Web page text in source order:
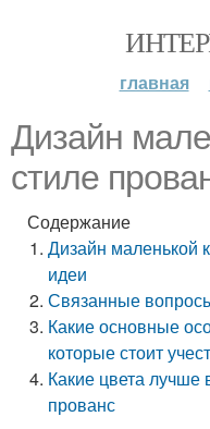
главная
Дизайн
стиле
Содержание
Дизайн маленькой
идеи
Связанные
Какие основные
которые стоит
Какие цвета лучше
прованс